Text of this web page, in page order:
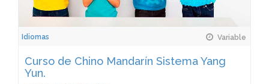
Idiomas Variable
Curso de Chino Mandarín Sistema Yang
Yun.